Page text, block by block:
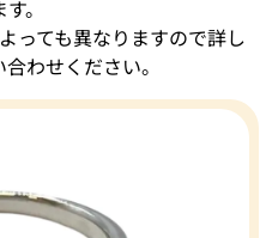
。
っても異なりますので詳し
わせください。